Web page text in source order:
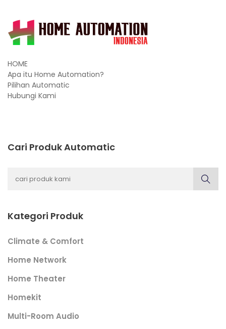
HOME
Apa itu Home Automation?
Pilihan Automatic
Hubungi Kami
Cari Produk Automatic
Kategori Produk
Climate & Comfort
Home Network
Home Theater
Homekit
Multi-Room Audio